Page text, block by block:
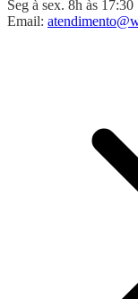
Seg à sex. 8h às 17:30
Email: